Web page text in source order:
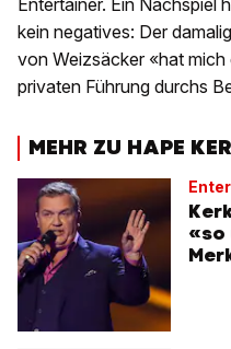
Entertainer. Ein Nachspiel
kein negatives: Der
von Weizsäcker «hat
privaten Führung durchs
MEHR ZU HAPE
«so